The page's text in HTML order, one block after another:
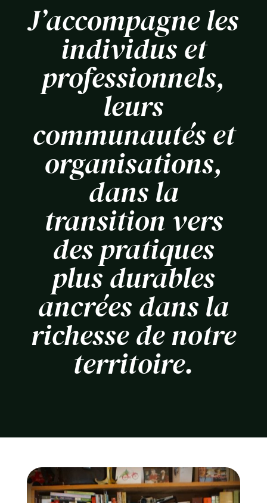
J’accompagne les
individus et
professionnels,
leurs
communautés et
organisations,
dans la
transition vers
des pratiques
plus durables
ancrées dans la
richesse de notre
territoire.